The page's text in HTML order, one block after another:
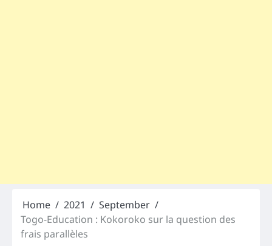
Home 2021
September
Togo-Education : Kokoroko sur la question des
frais parallèles